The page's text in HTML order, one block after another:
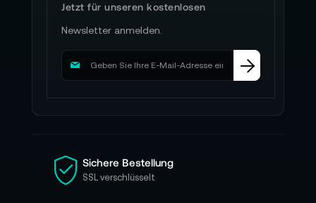
Jetzt für unseren kostenlosen
Newsletter anmelden.
M
d
i
e
s
Sichere Bestellung
SSL verschlüsselt